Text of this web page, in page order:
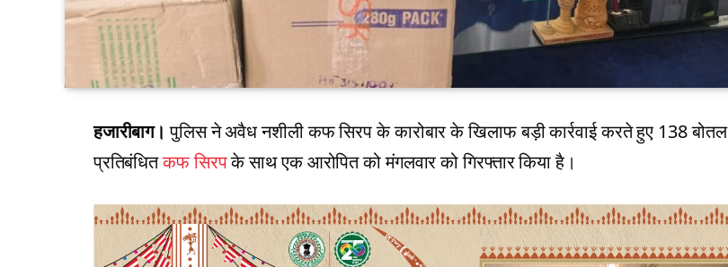
हजारीबाग। पुलिस ने अवैध नशीली कफ सिरप के कारोबार के खिलाफ बड़ी कार्रवाई करते हुए 138 बोतल
प्रतिबंधितकफ सिरपके साथ एक आरोपित को मंगलवार को गिरफ्तार किया है।